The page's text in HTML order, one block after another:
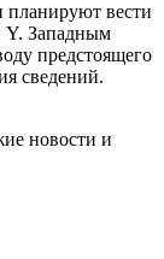
планируют вести
Y. Западным
предстоящего
сведений.
новости и